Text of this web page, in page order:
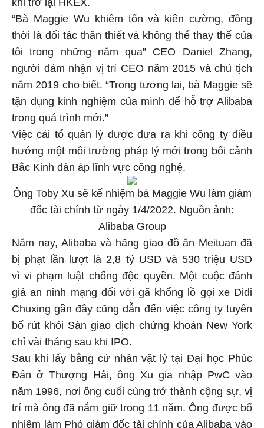
khi trở lại HKEX.
“Bà Maggie Wu khiêm tốn và kiên cường, đồng
thời là đối tác thân thiết và không thể thay thế của
tôi trong những năm qua” CEO Daniel Zhang,
người đảm nhận vị trí CEO năm 2015 và chủ tịch
năm 2019 cho biết. “Trong tương lai, bà Maggie sẽ
tận dụng kinh nghiệm của mình để hỗ trợ Alibaba
trong quá trình mới.”
Việc cải tổ quản lý được đưa ra khi công ty điều
hướng một môi trường pháp lý mới trong bối cảnh
Bắc Kinh đàn áp lĩnh vực công nghệ.
Ông Toby Xu sẽ kế nhiệm bà Maggie Wu làm giám
đốc tài chính từ ngày 1/4/2022. Nguồn ảnh:
Alibaba Group
Năm nay, Alibaba và hãng giao đồ ăn Meituan đã
bị phạt lần lượt là 2,8 tỷ USD và 530 triệu USD
vì vi phạm luật chống độc quyền. Một cuộc đánh
giá an ninh mạng đối với gã khổng lồ gọi xe Didi
Chuxing gần đây cũng dẫn đến việc công ty tuyên
bố rút khỏi Sàn giao dịch chứng khoán New York
chỉ vài tháng sau khi IPO.
Sau khi lấy bằng cử nhân vật lý tại Đại học Phúc
Đán ở Thượng Hải, ông Xu gia nhập PwC vào
năm 1996, nơi ông cuối cùng trở thành cộng sự, vị
trí mà ông đã nắm giữ trong 11 năm. Ông được bổ
nhiệm làm Phó giám đốc tài chính của Alibaba vào